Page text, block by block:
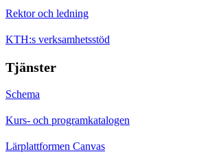
Rektor och ledning
KTH:s verksamhetsstöd
Tjänster
Schema
Kurs- och programkatalogen
Lärplattformen Canvas